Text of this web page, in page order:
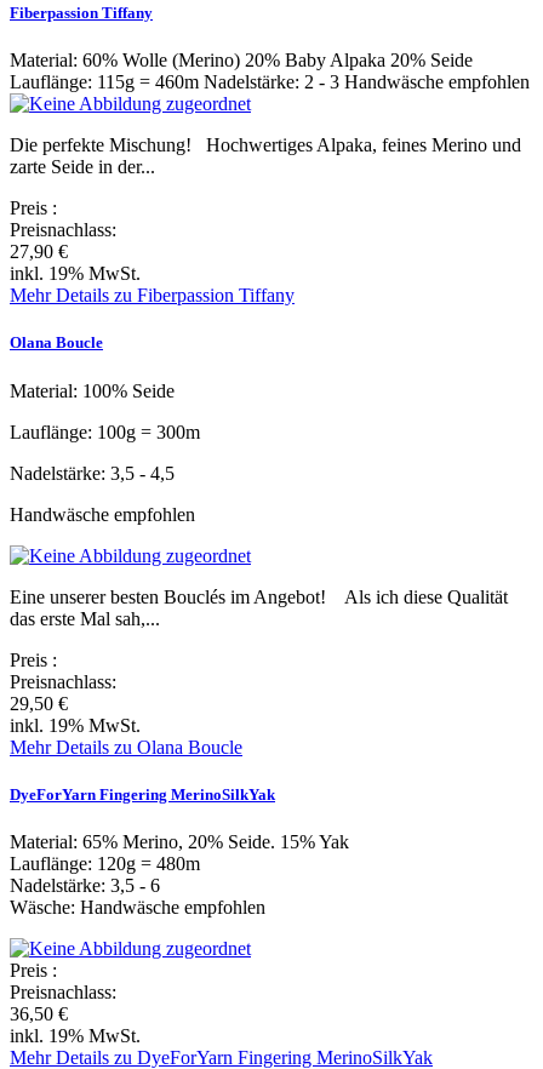
Fiberpassion Tiffany
Material: 60% Wolle (Merino) 20% Baby Alpaka 20% Seide
Lauflänge: 115g = 460m Nadelstärke: 2 - 3 Handwäsche empfohlen
Die perfekte Mischung! Hochwertiges Alpaka, feines Merino und
zarte Seide in der...
Preis :
Preisnachlass:
27,90 €
inkl. 19% MwSt.
Mehr Details zu Fiberpassion Tiffany
Olana Boucle
Material: 100% Seide
Lauflänge: 100g = 300m
Nadelstärke: 3,5 - 4,5
Handwäsche empfohlen
Eine unserer besten Bouclés im Angebot! Als ich diese Qualität
das erste Mal sah,...
Preis :
Preisnachlass:
29,50 €
inkl. 19% MwSt.
Mehr Details zu Olana Boucle
DyeForYarn Fingering MerinoSilkYak
Material: 65% Merino, 20% Seide. 15% Yak
Lauflänge: 120g = 480m
Nadelstärke: 3,5 - 6
Wäsche: Handwäsche empfohlen
Preis :
Preisnachlass:
36,50 €
inkl. 19% MwSt.
Mehr Details zu DyeForYarn Fingering MerinoSilkYak